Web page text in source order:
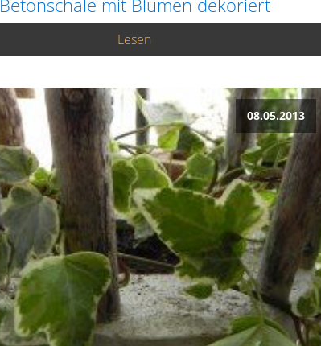
Betonschale mit Blumen dekoriert
Lesen
08.05.2013